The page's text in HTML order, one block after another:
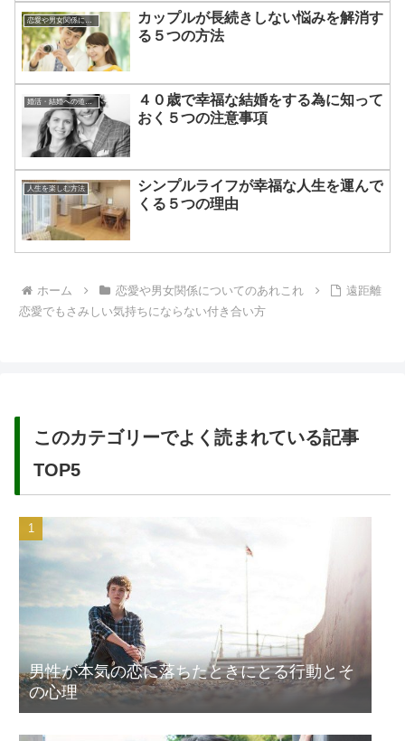
カップルが長続きしない悩みを解消す
る５つの方法
婚活・結婚への道のり
４０歳で幸福な結婚をする為に知って
おく５つの注意事項
人生を楽しむ方法
シンプルライフが幸福な人生を運んで
くる５つの理由
ホーム 恋愛や男女関係についてのあれこれ
遠距離
恋愛でもさみしい気持ちにならない付き合い方
このカテゴリーでよく読まれている記事
TOP5
男性が本気の恋に落ちたときにとる行動とそ
の心理